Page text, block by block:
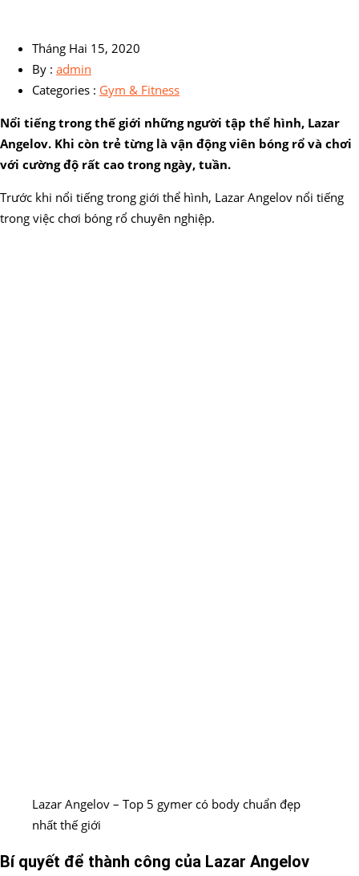
Tháng Hai 15, 2020
By : admin
Categories : Gym & Fitness
Nổi tiếng trong thế giới những người tập thể hình, Lazar
Angelov. Khi còn trẻ từng là vận động viên bóng rổ và chơi
với cường độ rất cao trong ngày, tuần.
Trước khi nổi tiếng trong giới thể hình, Lazar Angelov nổi tiếng
trong việc chơi bóng rổ chuyên nghiệp.
Lazar Angelov – Top 5 gymer có body chuẩn đẹp
nhất thế giới
Bí quyết để thành công của Lazar Angelov